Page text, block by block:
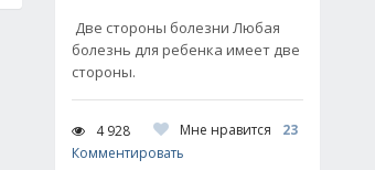
Две стороны болезни Любая
болезнь для ребенка имеет две
стороны.
4 928 Мне нравится
23
Комментировать